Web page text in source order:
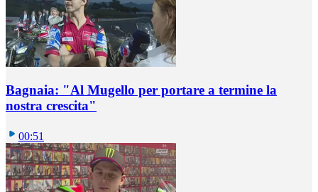
Bagnaia: "Al Mugello per portare a termine la
nostra crescita"
00:51